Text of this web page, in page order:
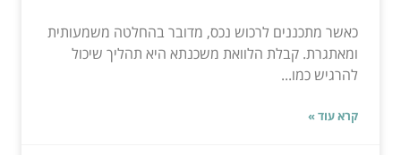
כאשר מתכננים לרכוש נכס, מדובר בהחלטה משמעותית
ומאתגרת. קבלת הלוואת משכנתא היא תהליך שיכול
להרגיש כמו...
קרא עוד »